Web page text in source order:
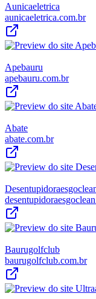
Aunicaeletrica
aunicaeletrica.com.br
Apebauru
apebauru.com.br
Abate
abate.com.br
Baurugolfclub
baurugolfclub.com.br